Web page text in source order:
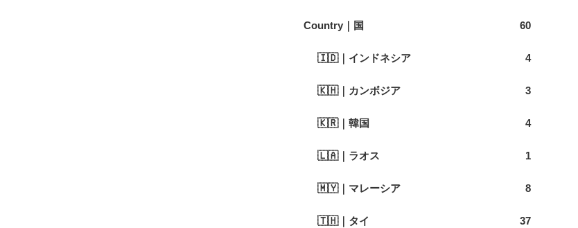
Country｜国 60
🇮🇩｜インドネシア 4
🇰🇭｜カンボジア 3
🇰🇷｜韓国 4
🇱🇦｜ラオス 1
🇲🇾｜マレーシア 8
🇹🇭｜タイ 37